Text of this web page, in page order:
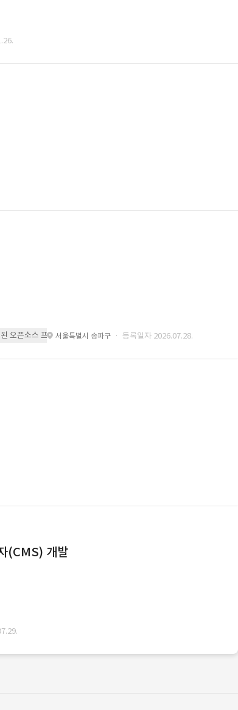
오픈소스 프레임워크를 기반으로 시스템을 구축
서울특별시 송파구 · 등록일자 2026.07.28.
(CMS) 개발